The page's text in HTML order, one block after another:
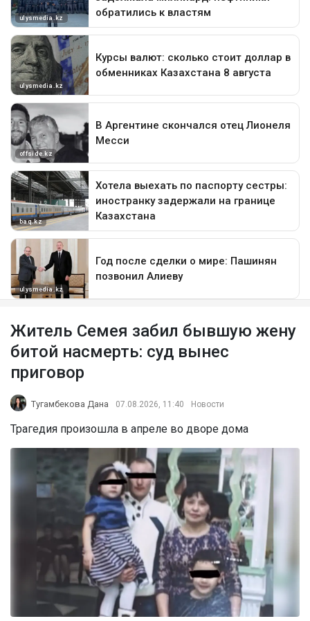
Житель Семея забил бывшую жену
битой насмерть: суд вынес
приговор
Тугамбекова Дана 07.08.2026, 11:40 Новости
Трагедия произошла в апреле во дворе дома